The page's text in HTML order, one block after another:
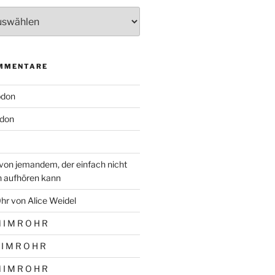
jemandem, der einfach nicht
aufhören kann
von Alice Weidel
I M R O H R
M R O H R
I M R O H R